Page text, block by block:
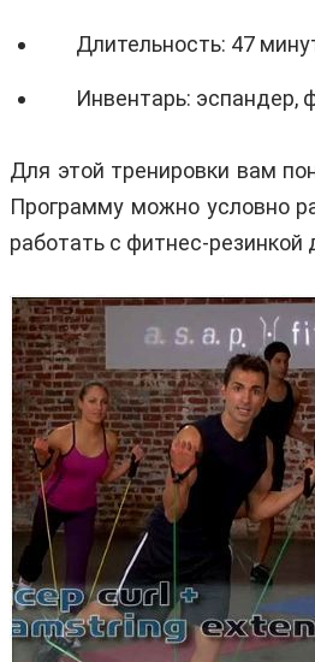
Длительность: 47
Инвентарь: эспандер,
Для этой тренировки вам
Программу можно условно
работать с фитнес-